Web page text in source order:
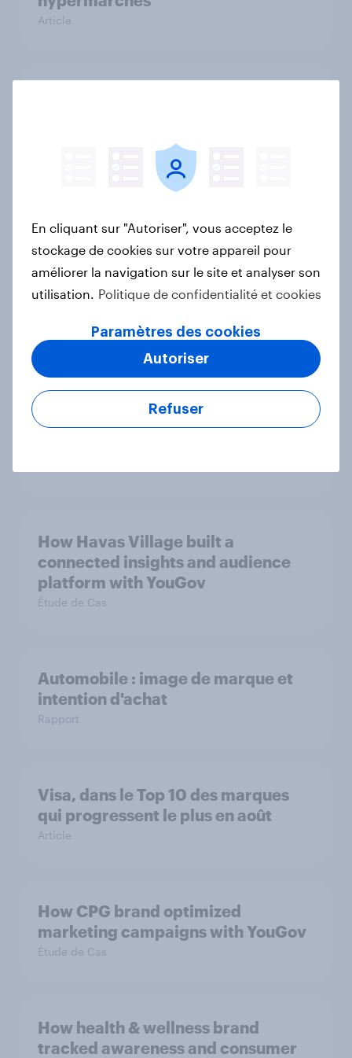
Article
connaître
Rapport
JO 2024 : l'heure du bilan
Rapport
Préparez-vous pour le Black Friday
How Havas Village built a
connected insights and audience
platform with YouGov
Étude de Cas
Automobile : image de marque et
intention d'achat
Rapport
Visa, dans le Top 10 des marques
qui progressent le plus en août
Article
How CPG brand optimized
marketing campaigns with YouGov
Étude de Cas
How health & wellness brand
tracked awareness and consumer
En cliquant sur "Autoriser", vous acceptez le
stockage de cookies sur votre appareil pour
améliorer la navigation sur le site et analyser son
utilisation. Politique de confidentialité et cookies
Paramètres des cookies
Refuser
Autoriser